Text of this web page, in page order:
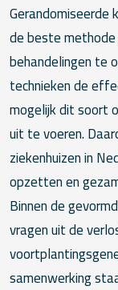
Gerandomiseerde
de beste
behandelingen te
technieken de
mogelijk dit soort
uit te voeren.
ziekenhuizen in
opzetten en
Binnen de
vragen uit de
samenwerking